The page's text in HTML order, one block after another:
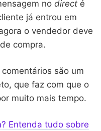
no direct é
já entrou em
o vendedor deve
compra.
são um
que faz com que o
muito mais tempo.
Entenda tudo sobre